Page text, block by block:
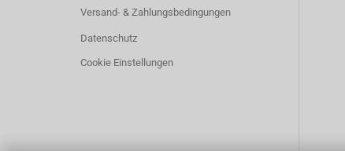
Versand- & Zahlungsbedingungen
Datenschutz
Cookie Einstellungen